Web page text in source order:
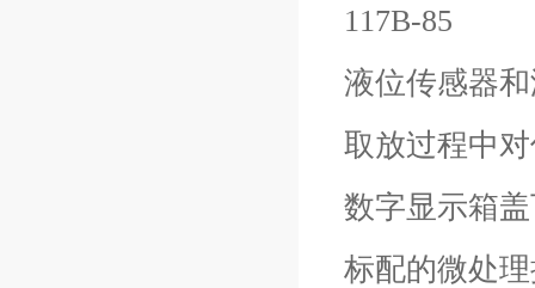
117B-85
液位传感器
取放过程中
数字显示箱
标配的微处